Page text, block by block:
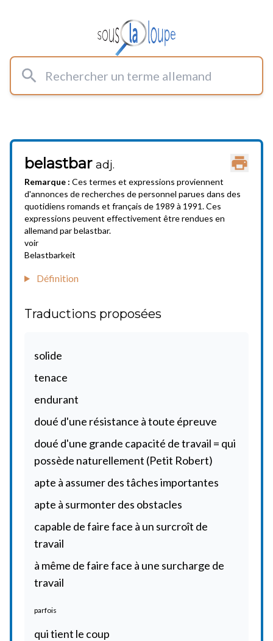
Rechercher un terme allemand
belastbar adj.
Remarque : Ces termes et expressions proviennent
d'annonces de recherches de personnel parues dans des
quotidiens romands et français de 1989 à 1991. Ces
expressions peuvent effectivement être rendues en
allemand par belastbar.
voir
Belastbarkeit
Définition
Traductions proposées
solide
tenace
endurant
doué d'une résistance à toute épreuve
doué d'une grande capacité de travail = qui
possède naturellement (Petit Robert)
apte à assumer des tâches importantes
apte à surmonter des obstacles
capable de faire face à un surcroît de
travail
à même de faire face à une surcharge de
travail
parfois
qui tient le coup